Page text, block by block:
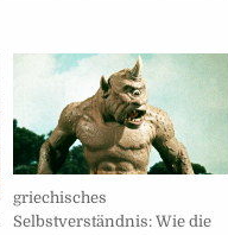
griechisches
Selbstverständnis: Wie die